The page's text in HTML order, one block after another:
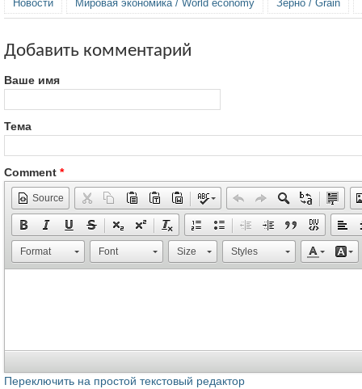
Новости Мировая экономика / World economy Зерно / Grain
Добавить комментарий
Ваше имя
Тема
Comment *
Source
Format Font Size Styles
Переключить на простой текстовый редактор